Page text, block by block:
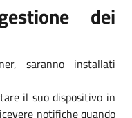
dei
saranno installati
il suo dispositivo in
notifiche quando